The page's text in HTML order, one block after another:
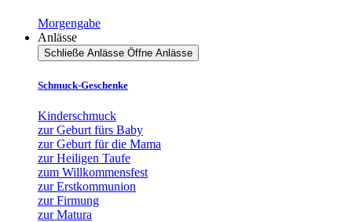
Morgengabe
Anlässe
Schließe Anlässe Öffne Anlässe
Schmuck-Geschenke
Kinderschmuck
zur Geburt fürs Baby
zur Geburt für die Mama
zur Heiligen Taufe
zum Willkommensfest
zur Erstkommunion
zur Firmung
zur Matura